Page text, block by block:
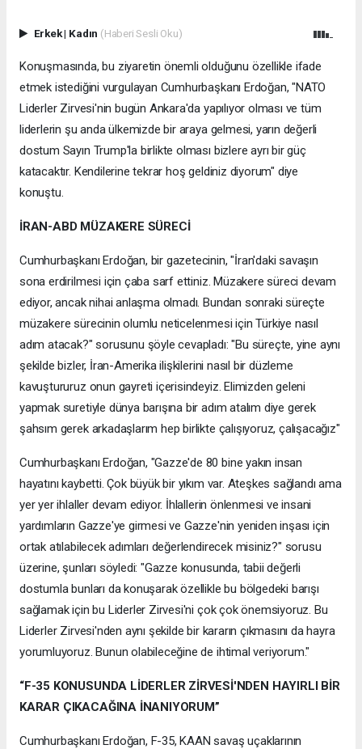
Erkek| Kadın (Haberi Sesli Oku)
Konuşmasında, bu ziyaretin önemli olduğunu özellikle ifade
etmek istediğini vurgulayan Cumhurbaşkanı Erdoğan, "NATO
Liderler Zirvesi'nin bugün Ankara'da yapılıyor olması ve tüm
liderlerin şu anda ülkemizde bir araya gelmesi, yarın değerli
dostum Sayın Trump'la birlikte olması bizlere ayrı bir güç
katacaktır. Kendilerine tekrar hoş geldiniz diyorum" diye
konuştu.
İRAN-ABD MÜZAKERE SÜRECİ
Cumhurbaşkanı Erdoğan, bir gazetecinin, "İran'daki savaşın
sona erdirilmesi için çaba sarf ettiniz. Müzakere süreci devam
ediyor, ancak nihai anlaşma olmadı. Bundan sonraki süreçte
müzakere sürecinin olumlu neticelenmesi için Türkiye nasıl
adım atacak?" sorusunu şöyle cevapladı: "Bu süreçte, yine aynı
şekilde bizler, İran-Amerika ilişkilerini nasıl bir düzleme
kavuştururuz onun gayreti içerisindeyiz. Elimizden geleni
yapmak suretiyle dünya barışına bir adım atalım diye gerek
şahsım gerek arkadaşlarım hep birlikte çalışıyoruz, çalışacağız"
Cumhurbaşkanı Erdoğan, "Gazze'de 80 bine yakın insan
hayatını kaybetti. Çok büyük bir yıkım var. Ateşkes sağlandı ama
yer yer ihlaller devam ediyor. İhlallerin önlenmesi ve insani
yardımların Gazze'ye girmesi ve Gazze'nin yeniden inşası için
ortak atılabilecek adımları değerlendirecek misiniz?" sorusu
üzerine, şunları söyledi: "Gazze konusunda, tabii değerli
dostumla bunları da konuşarak özellikle bu bölgedeki barışı
sağlamak için bu Liderler Zirvesi'ni çok çok önemsiyoruz. Bu
Liderler Zirvesi'nden aynı şekilde bir kararın çıkmasını da hayra
yorumluyoruz. Bunun olabileceğine de ihtimal veriyorum."
“F-35 KONUSUNDA LİDERLER ZİRVESİ'NDEN HAYIRLI BİR
KARAR ÇIKACAĞINA İNANIYORUM”
Cumhurbaşkanı Erdoğan, F-35, KAAN savaş uçaklarının